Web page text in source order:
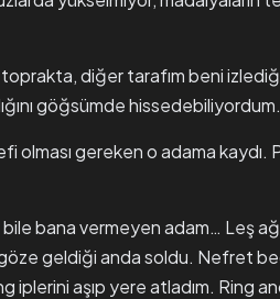
diğer tarafım beni
göğsümde hissedebiliyordum.
olması gereken o adama kaydı.
bana vermeyen adam… Leş
geldiği anda soldu. Nefret
iplerini aşıp yere atladım. Ring